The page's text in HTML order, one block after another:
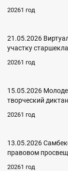
20261 год
21.05.2026
участку
20261 год
15.05.2026
творческий
20261 год
13.05.2026
правовом
20261 год